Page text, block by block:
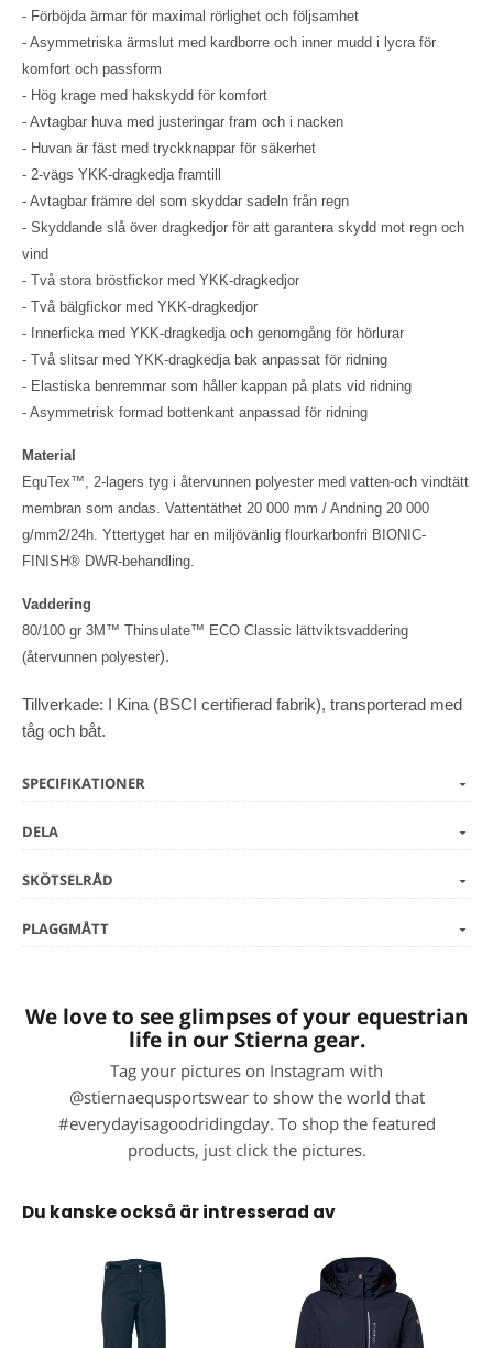
- Förböjda ärmar för maximal rörlighet och följsamhet
- Asymmetriska ärmslut med kardborre och inner mudd i lycra för
komfort och passform
- Hög krage med hakskydd för komfort
- Avtagbar huva med justeringar fram och i nacken
- Huvan är fäst med tryckknappar för säkerhet
- 2-vägs YKK-dragkedja framtill
- Avtagbar främre del som skyddar sadeln från regn
- Skyddande slå över dragkedjor för att garantera skydd mot regn och
vind
- Två stora bröstfickor med YKK-dragkedjor
- Två bälgfickor med YKK-dragkedjor
- Innerficka med YKK-dragkedja och genomgång för hörlurar
- Två slitsar med YKK-dragkedja bak anpassat för ridning
- Elastiska benremmar som håller kappan på plats vid ridning
- Asymmetrisk formad bottenkant anpassad för ridning
Material
EquTex™, 2-lagers tyg i återvunnen polyester med vatten-och vindtätt
membran som andas. Vattentäthet 20 000 mm / Andning 20 000
g/mm2/24h. Yttertyget har en miljövänlig flourkarbonfri BIONIC-
FINISH® DWR-behandling.
Vaddering
80/100 gr 3M™ Thinsulate™ ECO Classic lättviktsvaddering
(återvunnen polyester).
Tillverkade: I Kina (BSCI certifierad fabrik), transporterad med
tåg och båt.
SPECIFIKATIONER
DELA
SKÖTSELRÅD
PLAGGMÅTT
We love to see glimpses of your equestrian
life in our Stierna gear.
Tag your pictures on Instagram with
@stiernaequsportswear to show the world that
#everydayisagoodridingday. To shop the featured
products, just click the pictures.
Du kanske också är intresserad av